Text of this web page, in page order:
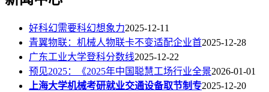
好科幻需要科幻想象力2025-12-11
青翼物联：机械人物联卡不变适配企业首2025-12-28
广东工业大学登科分数线2025-12-22
预见2025：《2025年中国聪慧工场行业全景2026-01-01
上海大学机械考研就业交通设备取节制专2025-12-20